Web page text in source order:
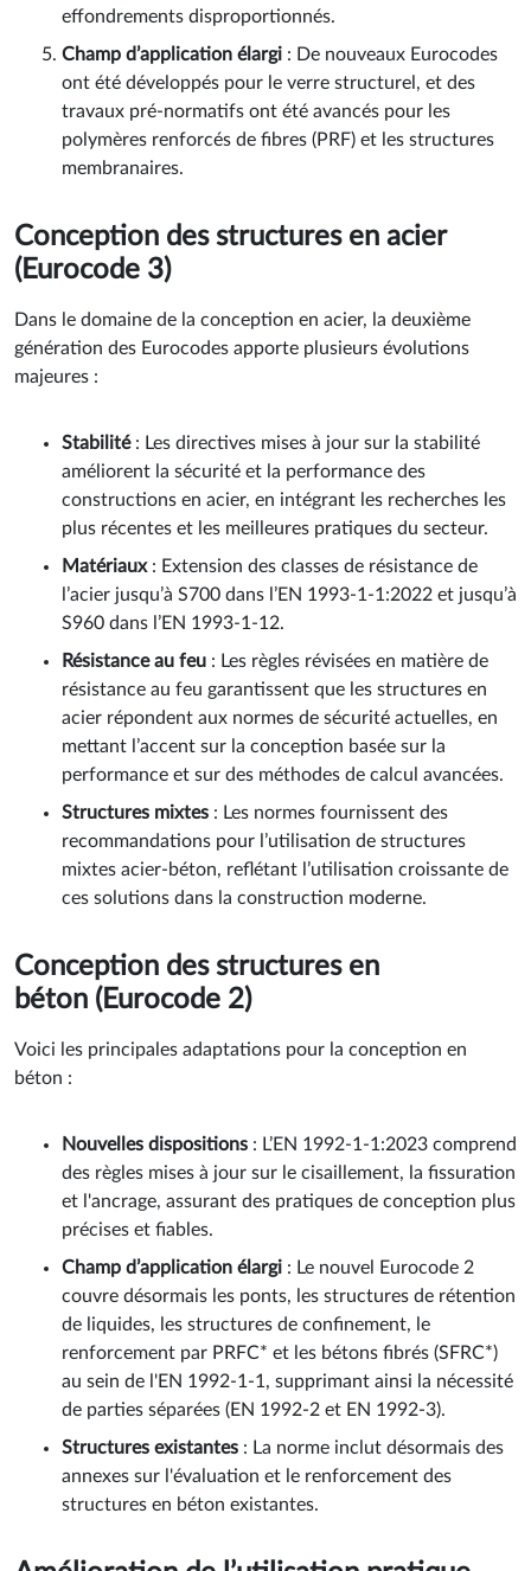
effondrements disproportionnés.
Champ d’application élargi : De nouveaux Eurocodes
ont été développés pour le verre structurel, et des
travaux pré-normatifs ont été avancés pour les
polymères renforcés de fibres (PRF) et les structures
membranaires.
Conception des structures en acier
(Eurocode 3)
Dans le domaine de la conception en acier, la deuxième
génération des Eurocodes apporte plusieurs évolutions
majeures :
Stabilité: Les directives mises à jour sur la stabilité
améliorent la sécurité et la performance des
constructions en acier, en intégrant les recherches les
plus récentes et les meilleures pratiques du secteur.
Matériaux: Extension des classes de résistance de
l’acier jusqu’à S700 dans l’EN 1993-1-1:2022 et jusqu’à
S960 dans l’EN 1993-1-12.
Résistance au feu : Les règles révisées en matière de
résistance au feu garantissent que les structures en
acier répondent aux normes de sécurité actuelles, en
mettant l’accent sur la conception basée sur la
performance et sur des méthodes de calcul avancées.
Structures mixtes : Les normes fournissent des
recommandations pour l’utilisation de structures
mixtes acier-béton, reflétant l’utilisation croissante de
ces solutions dans la construction moderne.
Conception des structures en
béton (Eurocode 2)
Voici les principales adaptations pour la conception en
béton :
Nouvelles dispositions : L’EN 1992-1-1:2023 comprend
des règles mises à jour sur le cisaillement, la fissuration
et l'ancrage, assurant des pratiques de conception plus
précises et fiables.
Champ d’application élargi : Le nouvel Eurocode 2
couvre désormais les ponts, les structures de rétention
de liquides, les structures de confinement, le
renforcement par PRFC* et les bétons fibrés (SFRC*)
au sein de l'EN 1992-1-1, supprimant ainsi la nécessité
de parties séparées (EN 1992-2 et EN 1992-3).
Structures existantes : La norme inclut désormais des
annexes sur l'évaluation et le renforcement des
structures en béton existantes.